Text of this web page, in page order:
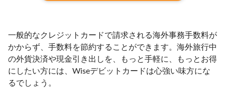
一般的なクレジットカードで請求される海外事務手数料が
かからず、手数料を節約することができます。海外旅行中
の外貨決済や現金引き出しを、もっと手軽に、もっとお得
にしたい方には、Wiseデビットカードは心強い味方にな
るでしょう。